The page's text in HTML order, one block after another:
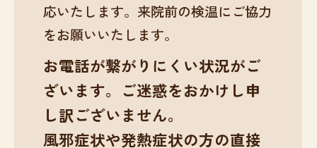
応いたします。来院前の検温にご協力
をお願いいたします。
お電話が繋がりにくい状況がご
ざいます。ご迷惑をおかけし申
し訳ございません。
風邪症状や発熱症状の方の直接